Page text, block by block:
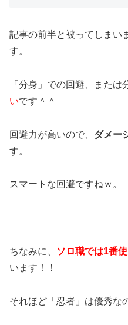
記事の前半と被ってしまい
す。
「分身」での回避、また
いです＾＾
回避力が高いので、 ダメー
す。
スマートな回避ですねｗ。
ちなみに、 ソロ職では1番
います！！
それほど「忍者」は優秀な